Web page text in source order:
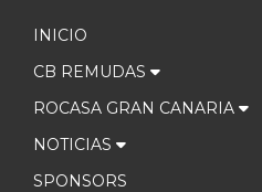
INICIO
CB REMUDAS
ROCASA GRAN CANARIA
NOTICIAS
SPONSORS